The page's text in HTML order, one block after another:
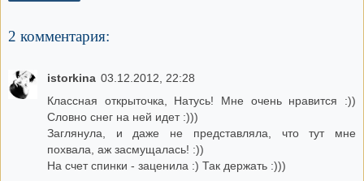
2 комментария:
istorkina 03.12.2012, 22:28
Классная открыточка, Натусь! Мне очень нравится :))
Словно снег на ней идет :)))
Заглянула, и даже не представляла, что тут мне
похвала, аж засмущалась! :))
На счет спинки - заценила :) Так держать :)))